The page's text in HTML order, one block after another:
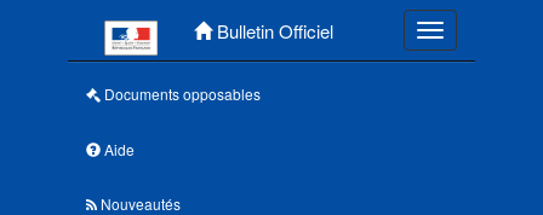
Bulletin Officiel Toggle
Documents opposables
Aide
Nouveautés